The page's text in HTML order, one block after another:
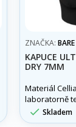
ZNAČKA: BARE
KAPUCE
DRY 7MM
Materiál
laboratorně
vynikajícími
pokud jde o
 Skladem